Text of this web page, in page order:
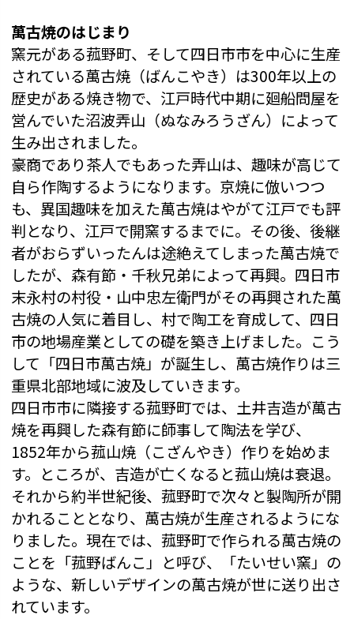
萬古焼のはじまり
窯元がある菰野町、そして四日市市を中心に生産
されている萬古焼（ばんこやき）は300年以上の
歴史がある焼き物で、江戸時代中期に廻船問屋を
営んでいた沼波弄山（ぬなみろうざん）によって
生み出されました。
豪商であり茶人でもあった弄山は、趣味が高じて
自ら作陶するようになります。京焼に倣いつつ
も、異国趣味を加えた萬古焼はやがて江戸でも評
判となり、江戸で開窯するまでに。その後、後継
者がおらずいったんは途絶えてしまった萬古焼で
したが、森有節・千秋兄弟によって再興。四日市
末永村の村役・山中忠左衛門がその再興された萬
古焼の人気に着目し、村で陶工を育成して、四日
市の地場産業としての礎を築き上げました。こう
して「四日市萬古焼」が誕生し、萬古焼作りは三
重県北部地域に波及していきます。
四日市市に隣接する菰野町では、土井吉造が萬古
焼を再興した森有節に師事して陶法を学び、
1852年から菰山焼（こざんやき）作りを始めま
す。ところが、吉造が亡くなると菰山焼は衰退。
それから約半世紀後、菰野町で次々と製陶所が開
かれることとなり、萬古焼が生産されるようにな
りました。現在では、菰野町で作られる萬古焼の
ことを「菰野ばんこ」と呼び、「たいせい窯」の
ような、新しいデザインの萬古焼が世に送り出さ
れています。